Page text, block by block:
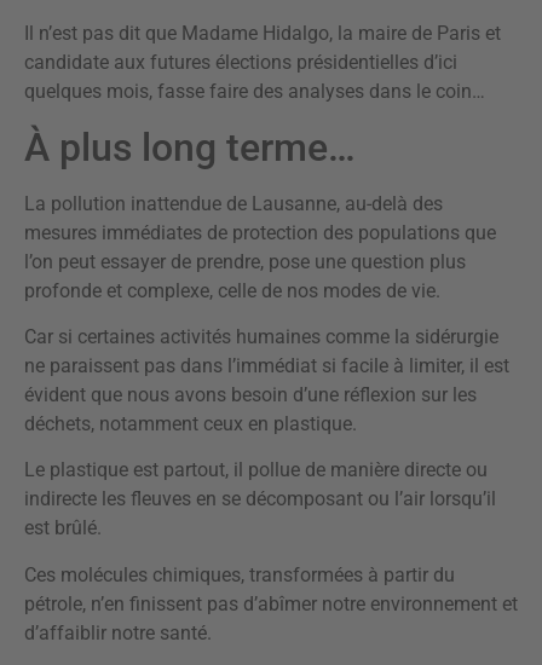
Il n’est pas dit que Madame Hidalgo, la maire de Paris et
candidate aux futures élections présidentielles d’ici
quelques mois, fasse faire des analyses dans le coin…
À plus long terme…
La pollution inattendue de Lausanne, au-delà des
mesures immédiates de protection des populations que
l’on peut essayer de prendre, pose une question plus
profonde et complexe, celle de nos modes de vie.
Car si certaines activités humaines comme la sidérurgie
ne paraissent pas dans l’immédiat si facile à limiter, il est
évident que nous avons besoin d’une réflexion sur les
déchets, notamment ceux en plastique.
Le plastique est partout, il pollue de manière directe ou
indirecte les fleuves en se décomposant ou l’air lorsqu’il
est brûlé.
Ces molécules chimiques, transformées à partir du
pétrole, n’en finissent pas d’abîmer notre environnement et
d’affaiblir notre santé.